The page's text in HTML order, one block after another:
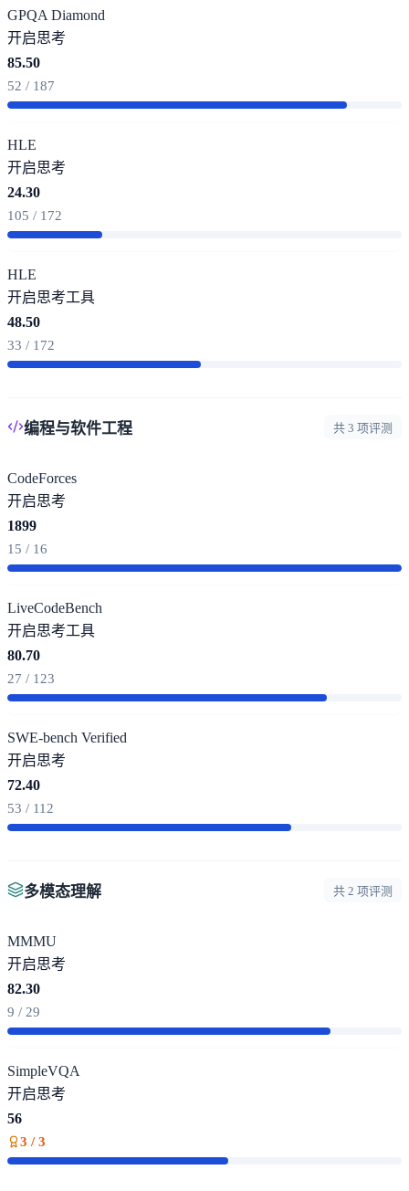
GPQA Diamond
开启思考
85.50
52 / 187
HLE
开启思考
24.30
105 / 172
HLE
开启思考工具
48.50
33 / 172
编程与软件工程 共 3 项评测
CodeForces
开启思考
1899
15 / 16
LiveCodeBench
开启思考工具
80.70
27 / 123
SWE-bench Verified
开启思考
72.40
53 / 112
多模态理解 共 2 项评测
MMMU
开启思考
82.30
9 / 29
SimpleVQA
开启思考
56
3 / 3